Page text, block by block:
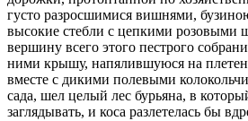
густо разросшимися вишнями,
высокие стебли с цепкими розовыми
вершину всего этого пестрого
ними крышу, напялившуюся на
вместе с дикими полевыми
сада, шел целый лес бурьяна, в
заглядывать, и коса разлетелась бы